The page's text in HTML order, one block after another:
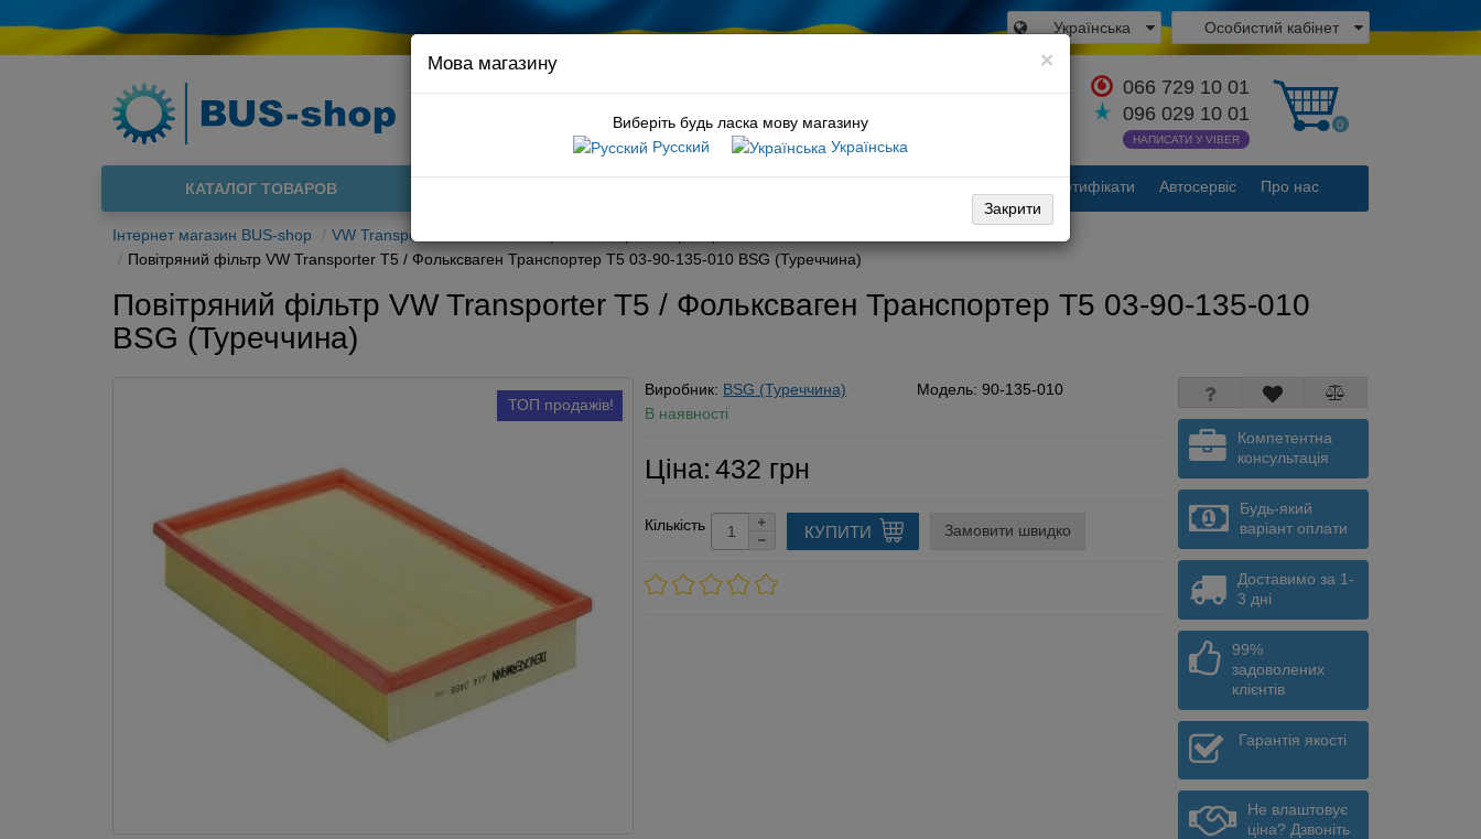
Особистий кабінет
Українська
Зв’язатися з
066 729 10 01
096 029 10 01
НАПИСАТИ У VIBER
0
комплект грм caddy
Сертифікати Автосервіс Про нас
КАТАЛОГ ТОВАРОВ
Інтернет магазин BUS-shop VW Transporter T5 03-
Повітряний фільтр VW Transporter T5 / Фольксваген Транспортер Т5 03-90-135-010 BSG (Туреччина)
×
Мова магазину
Виберіть будь ласка мову магазину
Русский
Українська
Закрити
Повітряний фільтр VW Transporter T5 / Фольксваген Транспортер Т5 03-90-135-010
BSG (Туреччина)
ТОП продажів!
Виробник: BSG (Туреччина) Модель: 90-135-010
В наявності
Ціна: 432 грн
Кількість КУПИТИ Замовити швидко
Компетентна
консультація
Будь-який
варіант оплати
Доставимо за 1-
3 дні
99%
задоволених
клієнтів
Гарантія якості
Не влаштовує
ціна? Дзвоніть